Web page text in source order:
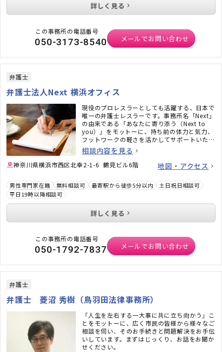
詳しく見る
この事務所の電話番号
050-3173-8540 メールでお問い合わせ
弁護士
弁護士法人Next 横浜オフィス
現役のプロレスラーとしても活躍する、日本で
唯一の弁護士レスラーです。事務所名「Next」
の由来である「あなたに寄り添う（Next to
you）」をモットーに、持ち前の体力と気力、
フットワークの軽さを活かしてサポートいたし
ます。
横浜に根ざした「マチベン」として約10年。
離婚、相続、不動産、刑事事件、企業法務など
の幅広いご相談を承っています。ご相談後に
「相談してよかった」「少し気持ちが軽くなっ
た」と言っていただくことも多い弁護士ですの
相談内容を見る
神奈川県横浜市西区北幸2-1-6 鶴見ビル6階 地図・アクセス
男性専門家在籍 無料相談可 最寄駅から徒歩5分以内
土日祝日相談可
平日19時以降相談可
詳しく見る
この事務所の電話番号
050-1792-7837 メールでお問い合わせ
弁護士
弁護士 菱沼 秀樹（鳥羽田法律事務所）
「人生を左右する一大事に共に立ち向かう」こ
とをモットーに、広く市民の皆様から様々なご
相談を伺い、そのお手続きと問題解決をお手伝
いしています。まずはじっくり、お話をお聞か
せください。